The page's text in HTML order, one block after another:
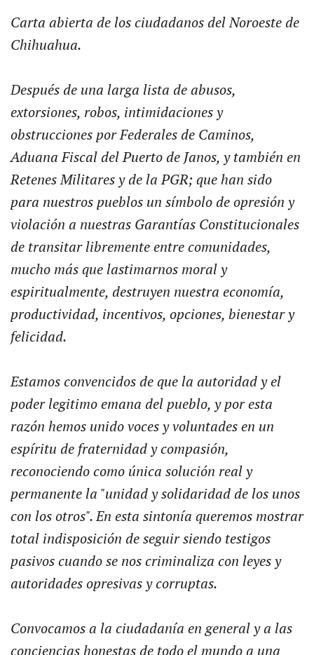
Carta abierta de los ciudadanos del Noroeste de
Chihuahua.
Después de una larga lista de abusos,
extorsiones, robos, intimidaciones y
obstrucciones por Federales de Caminos,
Aduana Fiscal del Puerto de Janos, y también en
Retenes Militares y de la PGR; que han sido
para nuestros pueblos un símbolo de opresión y
violación a nuestras Garantías Constitucionales
de transitar libremente entre comunidades,
mucho más que lastimarnos moral y
espiritualmente, destruyen nuestra economía,
productividad, incentivos, opciones, bienestar y
felicidad.
Estamos convencidos de que la autoridad y el
poder legitimo emana del pueblo, y por esta
razón hemos unido voces y voluntades en un
espíritu de fraternidad y compasión,
reconociendo como única solución real y
permanente la "unidad y solidaridad de los unos
con los otros". En esta sintonía queremos mostrar
total indisposición de seguir siendo testigos
pasivos cuando se nos criminaliza con leyes y
autoridades opresivas y corruptas.
Convocamos a la ciudadanía en general y a las
conciencias honestas de todo el mundo a una